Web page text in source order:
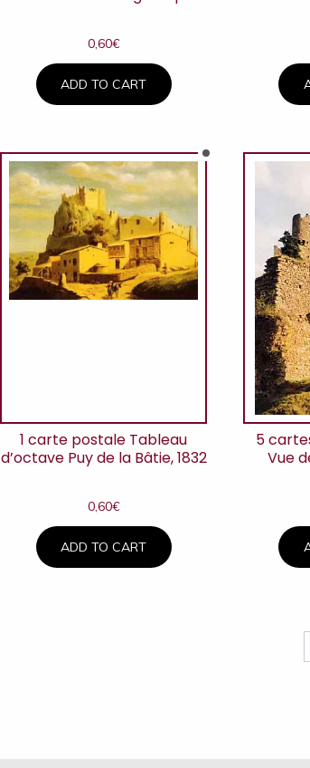
0,60€
ADD TO CART
1 carte postale Tableau
d’octave Puy de la Bâtie, 1832
0,60€
ADD TO CART
5
Vue